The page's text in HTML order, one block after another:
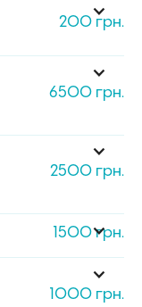
200 грн.
6500 грн.
2500 грн.
1500 грн.
1000 грн.